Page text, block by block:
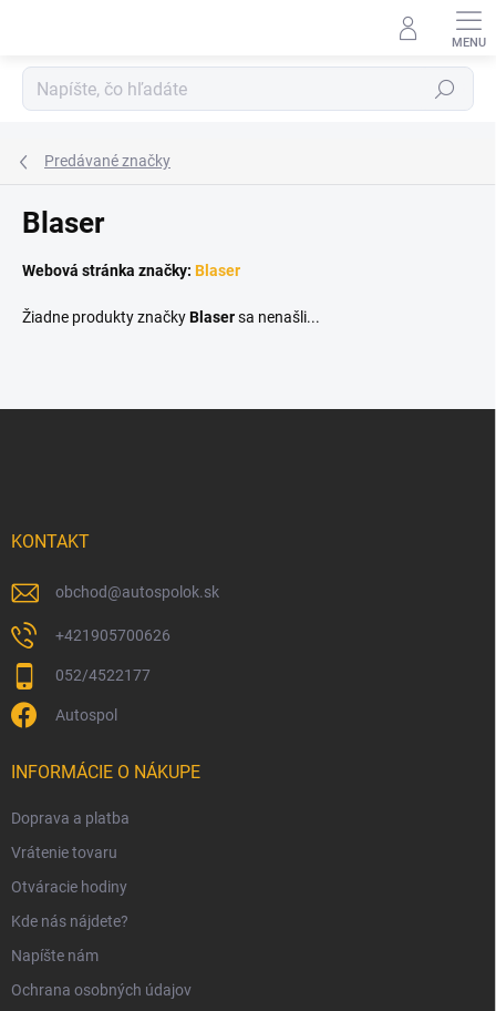
Hľadať
Predávané značky
Blaser
Webová stránka značky: Blaser
Žiadne produkty značkyBlasersa nenašli...
KONTAKT
obchod@autospolok.sk
+421905700626
052/4522177
Autospol
INFORMÁCIE O NÁKUPE
Doprava a platba
Vrátenie tovaru
Otváracie hodiny
Kde nás nájdete?
Napíšte nám
Ochrana osobných údajov